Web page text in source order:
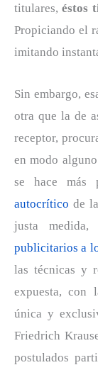
titulares,éstos
Propiciando el
imitando
Sin embargo,
otra que la de
receptor,
en modo
se hace más
autocrítico de
justa
publicitarios a
las técnicas y
expuesta, con
única y
Friedrich
postulados